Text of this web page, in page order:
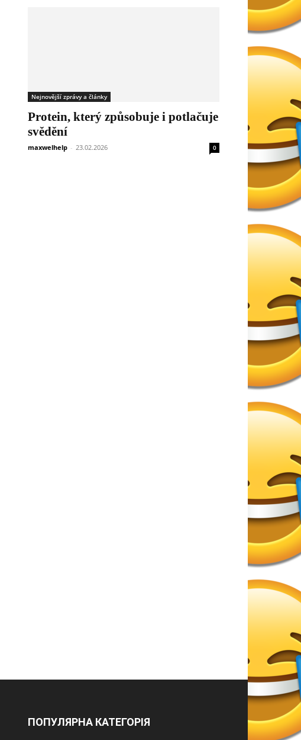
Nejnovější zprávy a články
Protein, který způsobuje i potlačuje
svědění
maxwelhelp - 23.02.2026 0
ПОПУЛЯРНА КАТЕГОРІЯ